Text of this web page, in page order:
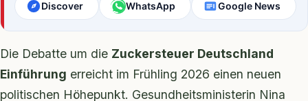
Discover WhatsApp Google News
Die Debatte um die Zuckersteuer Deutschland
Einführung erreicht im Frühling 2026 einen neuen
politischen Höhepunkt. Gesundheitsministerin Nina